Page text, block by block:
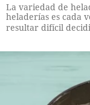
La variedad de
heladerías es cada
resultar difícil